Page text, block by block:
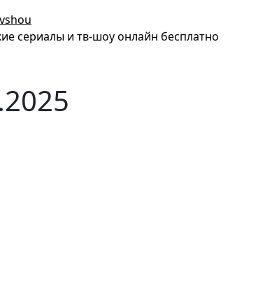
сериалы и тв-шоу онлайн бесплатно